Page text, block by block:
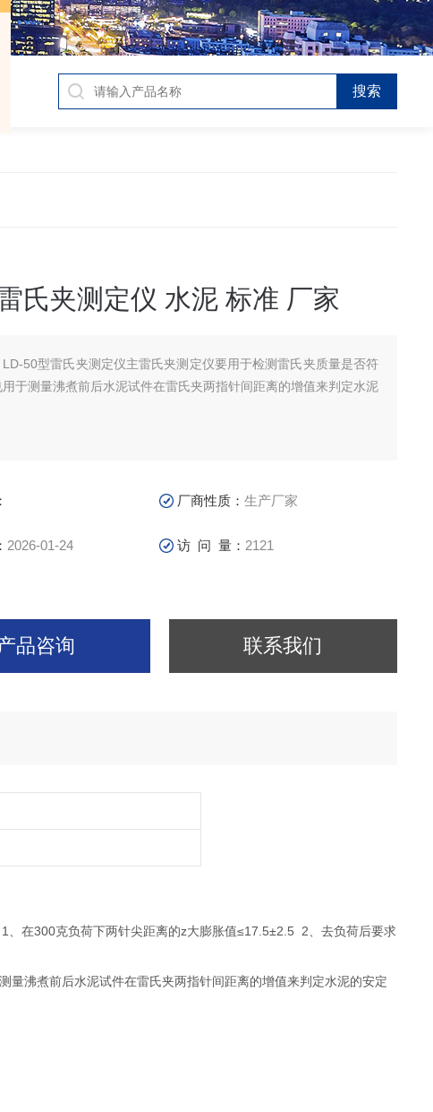
氏夹测定仪 水泥 标准 厂家
LD-50型雷氏夹测定仪主雷氏夹测定仪要用于检测雷氏夹质量是否符
于测量沸煮前后水泥试件在雷氏夹两指针间距离的增值来判定水泥
厂商性质：生产厂家
2026-01-24 访 问 量： 2121
品咨询 联系我们
、在300克负荷下两针尖距离的z大膨胀值≤17.5±2.5 2、去负荷后要求
沸煮前后水泥试件在雷氏夹两指针间距离的增值来判定水泥的安定